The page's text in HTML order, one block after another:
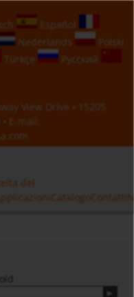
Español
Nederlands
Polski
Türkçe
Русский
View Drive • 15205
• E-mail:
del
CatalogoContatti